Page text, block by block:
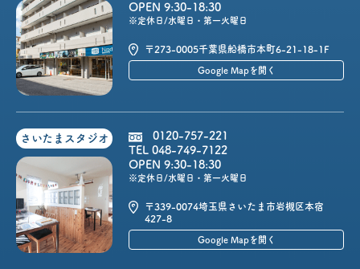
OPEN 9:30-18:30
※定休日/水曜日・第一火曜日
〒273-0005千葉県船橋市本町6-21-18-1F
Google Mapを開く
さいたまスタジオ
0120-757-221
TEL 048-749-7122
OPEN 9:30-18:30
※定休日/水曜日・第一火曜日
〒339-0074埼玉県さいたま市岩槻区本宿
427-8
Google Mapを開く